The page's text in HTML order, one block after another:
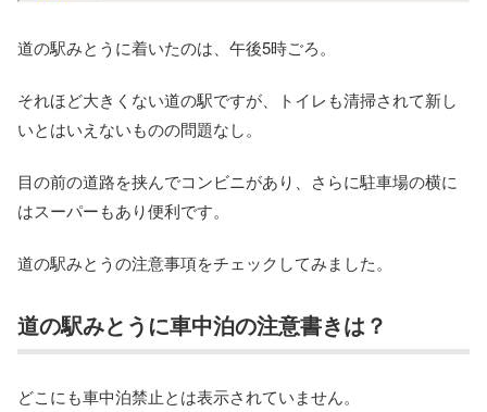
道の駅みとうに着いたのは、午後5時ごろ。
それほど大きくない道の駅ですが、トイレも清掃されて新し
いとはいえないものの問題なし。
目の前の道路を挟んでコンビニがあり、さらに駐車場の横に
はスーパーもあり便利です。
道の駅みとうの注意事項をチェックしてみました。
道の駅みとうに車中泊の注意書きは？
どこにも車中泊禁止とは表示されていません。